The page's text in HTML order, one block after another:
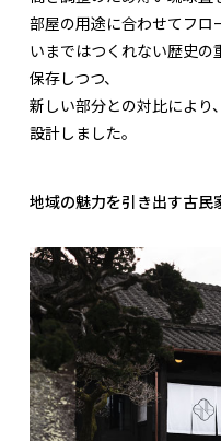
部屋の用途に合わせてフロ
いまではつくれない歴史
保存しつつ、
新しい部分との対比により
設計しました。
地域の魅力を引き出す古民